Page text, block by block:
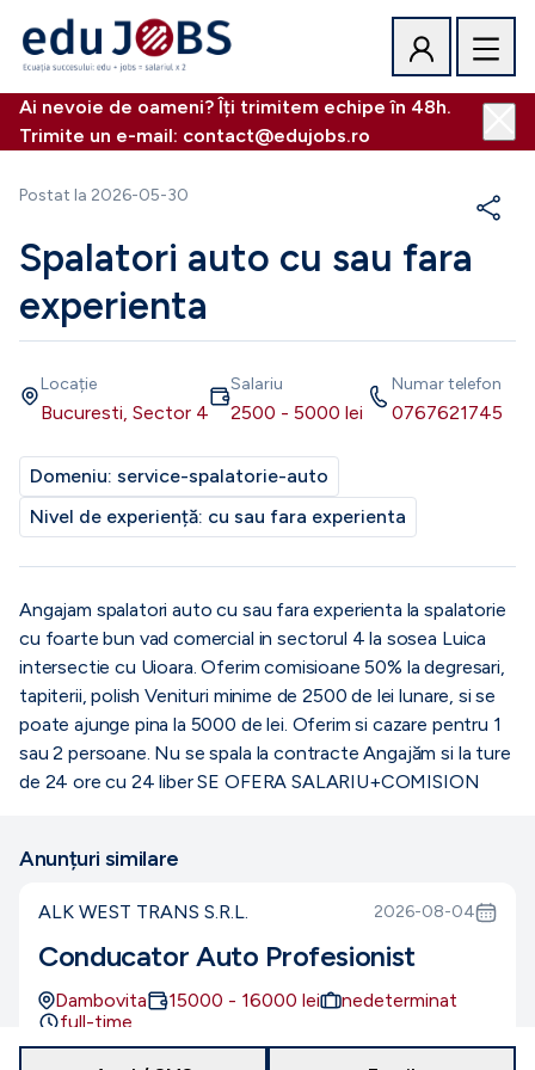
Ai nevoie de oameni? Îți trimitem echipe în 48h.
Trimite un e-mail: contact@edujobs.ro
Postat la 2026-05-30
Spalatori auto cu sau fara
experienta
Locație
Bucuresti, Sector 4
Salariu
2500 - 5000 lei
Numar telefon
0767621745
Domeniu: service-spalatorie-auto
Nivel de experiență: cu sau fara experienta
Angajam spalatori auto cu sau fara experienta la spalatorie
cu foarte bun vad comercial in sectorul 4 la sosea Luica
intersectie cu Uioara. Oferim comisioane 50% la degresari,
tapiterii, polish Venituri minime de 2500 de lei lunare, si se
poate ajunge pina la 5000 de lei. Oferim si cazare pentru 1
sau 2 persoane. Nu se spala la contracte Angajăm si la ture
de 24 ore cu 24 liber SE OFERA SALARIU+COMISION
Anunțuri similare
ALK WEST TRANS S.R.L. 2026-08-04
Conducator Auto Profesionist
Dambovita 15000 - 16000 lei
nedeterminat
full-time